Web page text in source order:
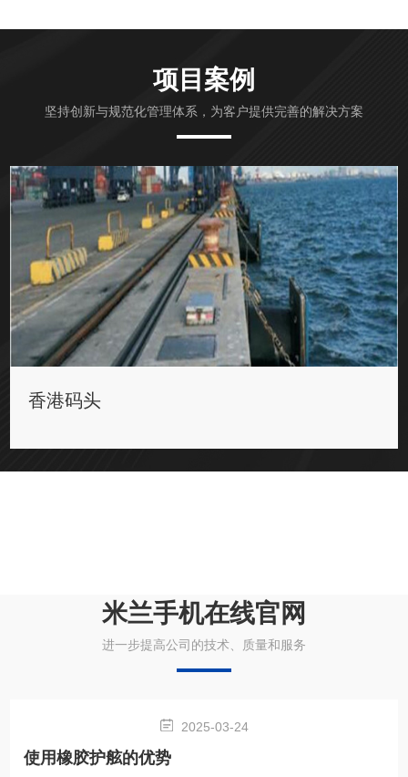
动载撞击试验台获得了国家发明专利。我们公司长期与
项目案例
坚持创新与规范化管理体系，为客户提供完善的解决方案
香港码头
米兰手机在线官网
进一步提高公司的技术、质量和服务
2025-03-24
使用橡胶护舷的优势